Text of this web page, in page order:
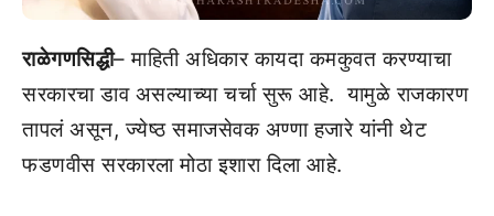
राळेगणसिद्धी– माहिती अधिकार कायदा कमकुवत करण्याचा
सरकारचा डाव असल्याच्या चर्चा सुरू आहे. यामुळे राजकारण
तापलं असून, ज्येष्ठ समाजसेवक अण्णा हजारे यांनी थेट
फडणवीस सरकारला मोठा इशारा दिला आहे.